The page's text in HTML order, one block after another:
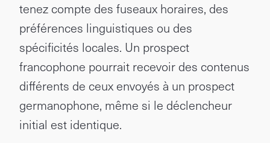
tenez compte des fuseaux horaires, des
préférences linguistiques ou des
spécificités locales. Un prospect
francophone pourrait recevoir des contenus
différents de ceux envoyés à un prospect
germanophone, même si le déclencheur
initial est identique.